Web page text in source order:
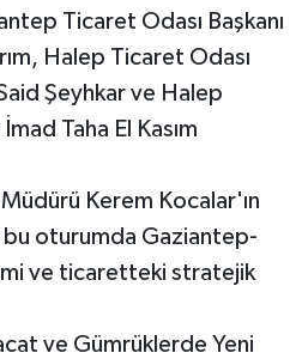
Ticaret Odası Başkanı
Halep Ticaret Odası
Şeyhkar ve Halep
Taha El Kasım
Kerem Kocalar'ın
oturumda Gaziantep-
ve ticaretteki stratejik
ve Gümrüklerde Yeni